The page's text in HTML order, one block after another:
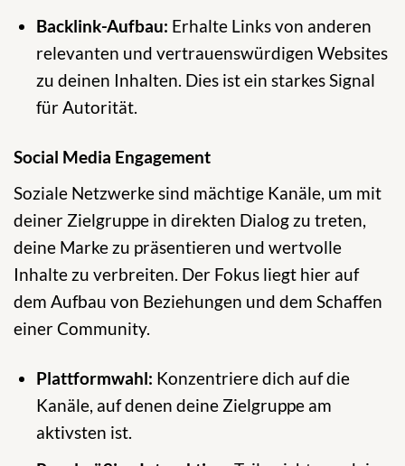
Backlink-Aufbau: Erhalte Links von anderen
relevanten und vertrauenswürdigen Websites
zu deinen Inhalten. Dies ist ein starkes Signal
für Autorität.
Social Media Engagement
Soziale Netzwerke sind mächtige Kanäle, um mit
deiner Zielgruppe in direkten Dialog zu treten,
deine Marke zu präsentieren und wertvolle
Inhalte zu verbreiten. Der Fokus liegt hier auf
dem Aufbau von Beziehungen und dem Schaffen
einer Community.
Plattformwahl: Konzentriere dich auf die
Kanäle, auf denen deine Zielgruppe am
aktivsten ist.